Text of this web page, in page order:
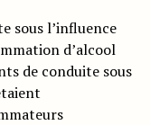
sous l’influence
d’alcool
de conduite sous